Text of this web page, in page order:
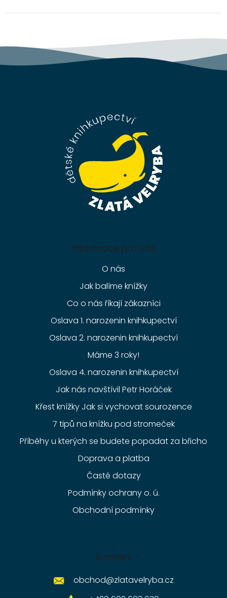
Informace pro vás
O nás
Jak balíme knížky
Co o nás říkají zákazníci
Oslava 1. narozenin knihkupectví
Oslava 2. narozenin knihkupectví
Máme 3 roky!
Oslava 4. narozenin knihkupectví
Jak nás navštívil Petr Horáček
Křest knížky Jak si vychovat sourozence
7 tipů na knížku pod stromeček
Příběhy u kterých se budete popadat za břicho
Doprava a platba
Časté dotazy
Podmínky ochrany o. ú.
Obchodní podmínky
Kontakt
obchod@zlatavelryba.cz